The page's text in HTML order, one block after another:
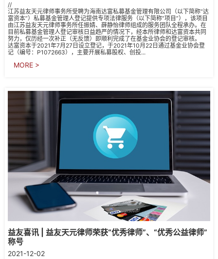
//
江苏益友天元律师事务所受聘为海南达富私募基金管理有限公司（以下简称“达
富资本”）私募基金管理人登记提供专项法律服务（以下简称“项目”），该项目
由江苏益友天元律师事务所任振婧、薛静怡律师组成的服务团队全程承办。在
目前私募基金管理人登记审核日益趋严的情况下，经本所律师和达富资本共同
努力，仅历经一次补正（无反馈）即顺利完成了在基金业协会的登记审核。
达富资本于2021年7月27日设立登记，于2021年10月22日通过基金业协会登
记（编号：P1072663），主要开展私募股权、创投...
MORE >
益友喜讯 | 益友天元律师荣获“优秀律师”、“优秀公益律师”
称号
2021-12-02